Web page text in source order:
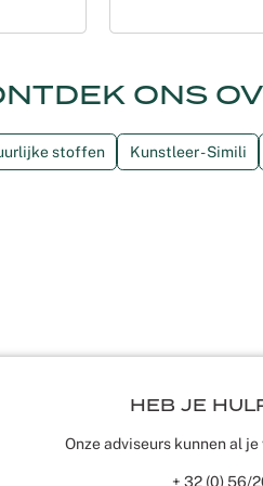
ONS
stoffen Kunstleer - Simili
HEB JE
Onze adviseurs kunnen al
+ 32 (0) 56/